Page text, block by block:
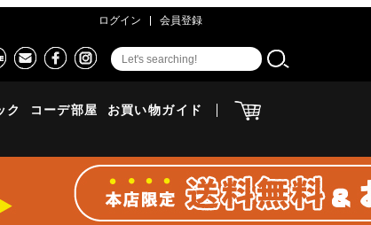
ログイン 会員登録